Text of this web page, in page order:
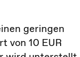
geringen
von 10 EUR